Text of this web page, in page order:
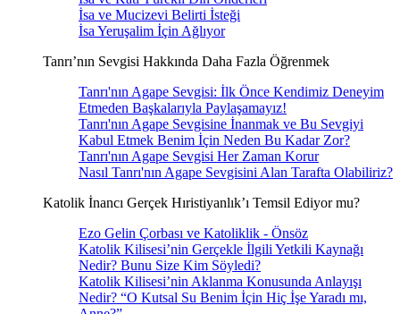
İsa ve Mucizevi Belirti İsteği
İsa Yeruşalim İçin Ağlıyor
Tanrı’nın Sevgisi Hakkında Daha Fazla Öğrenmek
Tanrı'nın Agape Sevgisi: İlk Önce Kendimiz Deneyim
Etmeden Başkalarıyla Paylaşamayız!
Tanrı'nın Agape Sevgisine İnanmak ve Bu Sevgiyi
Kabul Etmek Benim İçin Neden Bu Kadar Zor?
Tanrı'nın Agape Sevgisi Her Zaman Korur
Nasıl Tanrı'nın Agape Sevgisini Alan Tarafta Olabiliriz?
Katolik İnancı Gerçek Hıristiyanlık’ı Temsil Ediyor mu?
Ezo Gelin Çorbası ve Katoliklik - Önsöz
Katolik Kilisesi’nin Gerçekle İlgili Yetkili Kaynağı
Nedir? Bunu Size Kim Söyledi?
Katolik Kilisesi’nin Aklanma Konusunda Anlayışı
Nedir? “O Kutsal Su Benim İçin Hiç İşe Yaradı mı,